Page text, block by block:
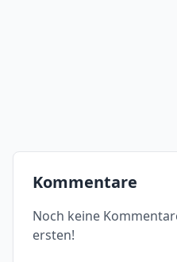
Kommentare
Noch keine
ersten!